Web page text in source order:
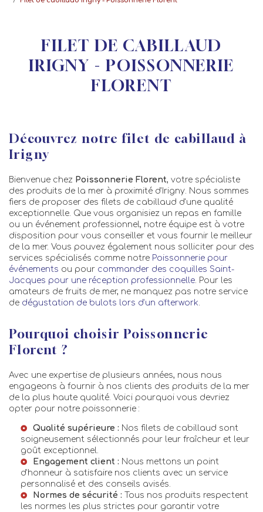
FILET DE CABILLAUD
IRIGNY - POISSONNERIE
FLORENT
Découvrez notre filet de cabillaud à
Irigny
Bienvenue chez Poissonnerie Florent, votre spécialiste
des produits de la mer à proximité d'Irigny. Nous sommes
fiers de proposer des filets de cabillaud d'une qualité
exceptionnelle. Que vous organisiez un repas en famille
ou un événement professionnel, notre équipe est à votre
disposition pour vous conseiller et vous fournir le meilleur
de la mer. Vous pouvez également nous solliciter pour des
services spécialisés comme notre Poissonnerie pour
événements ou pour commander des coquilles Saint-
Jacques pour une réception professionnelle. Pour les
amateurs de fruits de mer, ne manquez pas notre service
de dégustation de bulots lors d’un afterwork.
Pourquoi choisir Poissonnerie
Florent ?
Avec une expertise de plusieurs années, nous nous
engageons à fournir à nos clients des produits de la mer
de la plus haute qualité. Voici pourquoi vous devriez
opter pour notre poissonnerie :
Qualité supérieure : Nos filets de cabillaud sont
soigneusement sélectionnés pour leur fraîcheur et leur
goût exceptionnel.
Engagement client : Nous mettons un point
d'honneur à satisfaire nos clients avec un service
personnalisé et des conseils avisés.
Normes de sécurité : Tous nos produits respectent
les normes les plus strictes pour garantir votre